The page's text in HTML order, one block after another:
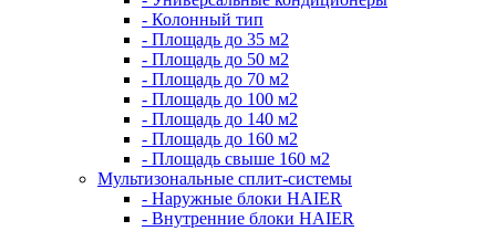
- Колонный тип
- Площадь до 35 м2
- Площадь до 50 м2
- Площадь до 70 м2
- Площадь до 100 м2
- Площадь до 140 м2
- Площадь до 160 м2
- Площадь свыше 160 м2
Мультизональные сплит-системы
- Наружные блоки HAIER
- Внутренние блоки HAIER